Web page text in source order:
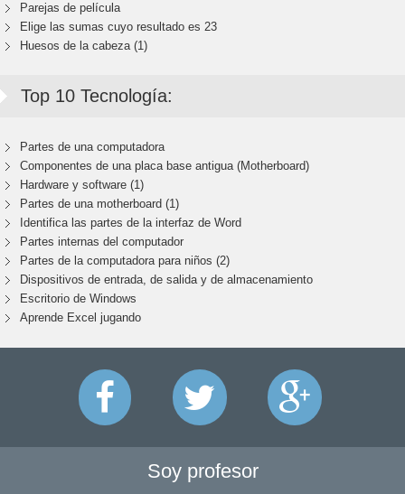
Parejas de película
Elige las sumas cuyo resultado es 23
Huesos de la cabeza (1)
Top 10 Tecnología:
Partes de una computadora
Componentes de una placa base antigua (Motherboard)
Hardware y software (1)
Partes de una motherboard (1)
Identifica las partes de la interfaz de Word
Partes internas del computador
Partes de la computadora para niños (2)
Dispositivos de entrada, de salida y de almacenamiento
Escritorio de Windows
Aprende Excel jugando
Soy profesor